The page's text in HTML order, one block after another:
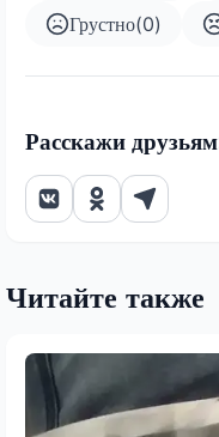
Грустно(0)
Расскажи
Читайте также